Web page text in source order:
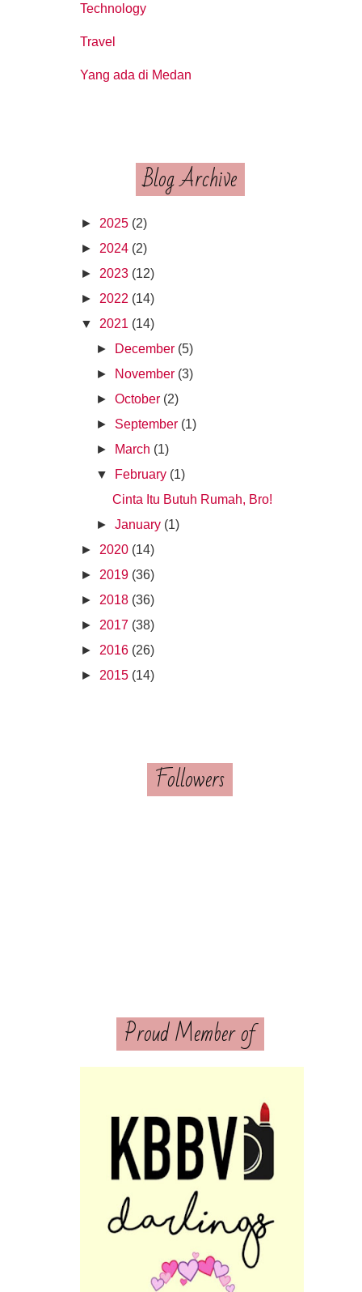
Technology
Travel
Yang ada di Medan
Blog Archive
► 2025 (2)
► 2024 (2)
► 2023 (12)
► 2022 (14)
▼
2021 (14)
►
December (5)
►
November (3)
►October (2)
► September (1)
►
March (1)
▼
February (1)
Cinta Itu Butuh Rumah, Bro!
►January (1)
► 2020 (14)
► 2019 (36)
► 2018 (36)
► 2017 (38)
► 2016 (26)
► 2015 (14)
Followers
Proud Member of